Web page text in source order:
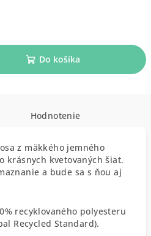
Do košíka
Hodnotenie
z mäkkého jemného
krásnych kvetovaných šiat.
a bude sa s ňou aj
recyklovaného polyesteru
Recycled Standard).